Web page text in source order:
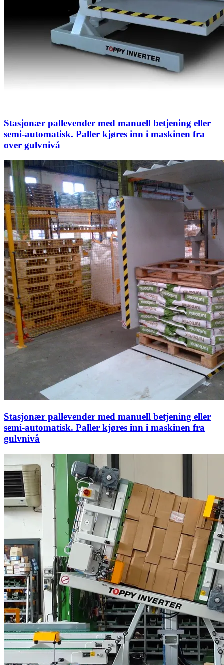
Stasjonær pallevender med manuell betjening eller
semi-automatisk. Paller kjøres inn i maskinen fra
over gulvnivå
Stasjonær pallevender med manuell betjening eller
semi-automatisk. Paller kjøres inn i maskinen fra
gulvnivå